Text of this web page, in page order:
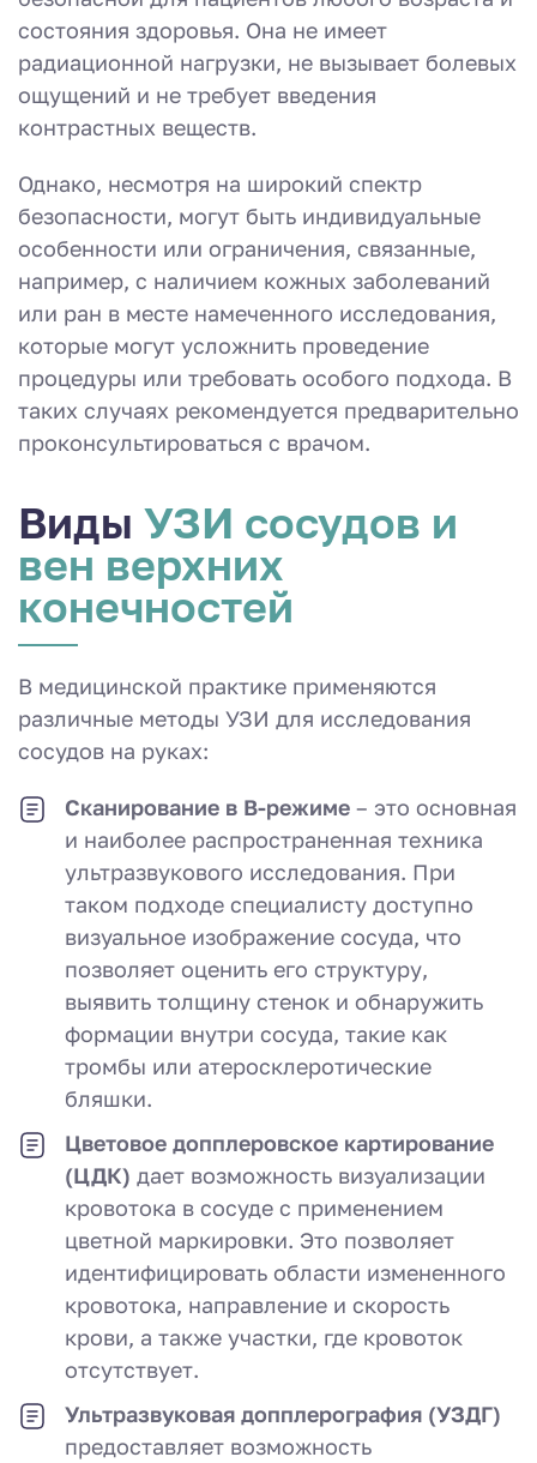
состояния здоровья. Она не имеет
радиационной нагрузки, не вызывает болевых
ощущений и не требует введения
контрастных веществ.
Однако, несмотря на широкий спектр
безопасности, могут быть индивидуальные
особенности или ограничения, связанные,
например, с наличием кожных заболеваний
или ран в месте намеченного исследования,
которые могут усложнить проведение
процедуры или требовать особого подхода. В
таких случаях рекомендуется предварительно
проконсультироваться с врачом.
Виды УЗИ сосудов и
вен верхних
конечностей
В медицинской практике применяются
различные методы УЗИ для исследования
сосудов на руках:
Сканирование в В-режиме – это основная
и наиболее распространенная техника
ультразвукового исследования. При
таком подходе специалисту доступно
визуальное изображение сосуда, что
позволяет оценить его структуру,
выявить толщину стенок и обнаружить
формации внутри сосуда, такие как
тромбы или атеросклеротические
бляшки.
Цветовое допплеровское картирование
(ЦДК) дает возможность визуализации
кровотока в сосуде с применением
цветной маркировки. Это позволяет
идентифицировать области измененного
кровотока, направление и скорость
крови, а также участки, где кровоток
отсутствует.
Ультразвуковая допплерография (УЗДГ)
предоставляет возможность